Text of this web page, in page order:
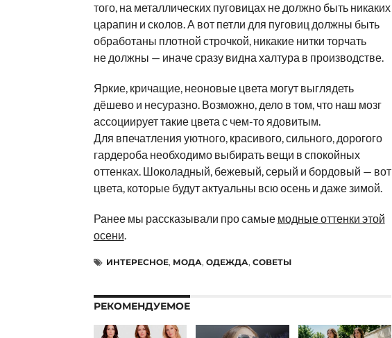
того, на металлических пуговицах не должно быть никаких
царапин и сколов. А вот петли для пуговиц должны быть
обработаны плотной строчкой, никакие нитки торчать
не должны — иначе сразу видна халтура в производстве.
Яркие, кричащие, неоновые цвета могут выглядеть
дёшево и несуразно. Возможно, дело в том, что наш мозг
ассоциирует такие цвета с чем-то ядовитым.
Для впечатления уютного, красивого, сильного, дорогого
гардероба необходимо выбирать вещи в спокойных
оттенках. Шоколадный, бежевый, серый и бордовый — вот
цвета, которые будут актуальны всю осень и даже зимой.
Ранее мы рассказывали про самые модные оттенки этой
осени.
ИНТЕРЕСНОЕ, МОДА, ОДЕЖДА, СОВЕТЫ
РЕКОМЕНДУЕМОЕ